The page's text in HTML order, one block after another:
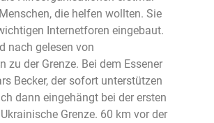
die helfen wollten. Sie
Internetforen eingebaut.
nach gelesen von
zu der Grenze. Bei dem Essener
Becker, der sofort unterstützen
dann eingehängt bei der ersten
Grenze. 60 km vor der